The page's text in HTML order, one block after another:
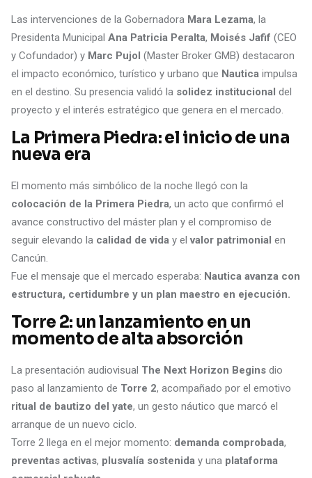
Las intervenciones de la Gobernadora Mara Lezama, la
Presidenta Municipal Ana Patricia Peralta, Moisés Jafif (CEO
y Cofundador) y Marc Pujol (Master Broker GMB) destacaron
el impacto económico, turístico y urbano que Nautica impulsa
en el destino. Su presencia validó la solidez institucional del
proyecto y el interés estratégico que genera en el mercado.
La Primera Piedra: el inicio de una
nueva era
El momento más simbólico de la noche llegó con la
colocación de la Primera Piedra, un acto que confirmó el
avance constructivo del máster plan y el compromiso de
seguir elevando la calidad de vida y elvalor patrimonial en
Cancún.
Fue el mensaje que el mercado esperaba: Nautica avanza con
estructura, certidumbre y un plan maestro en ejecución.
Torre 2: un lanzamiento en un
momento de alta absorción
La presentación audiovisual The Next Horizon Begins dio
paso al lanzamiento de Torre 2, acompañado por el emotivo
ritual de bautizo del yate, un gesto náutico que marcó el
arranque de un nuevo ciclo.
Torre 2 llega en el mejor momento: demanda comprobada,
preventas activas, plusvalía sostenida y una plataforma